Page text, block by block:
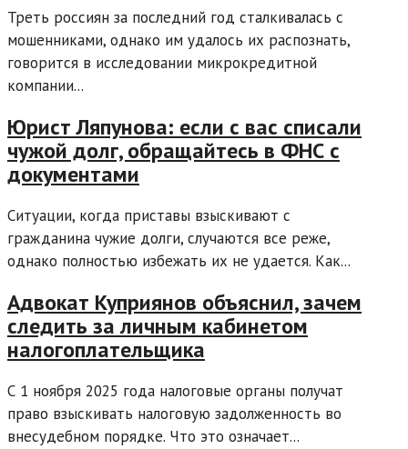
Треть россиян за последний год сталкивалась с
мошенниками, однако им удалось их распознать,
говорится в исследовании микрокредитной
компании...
Юрист Ляпунова: если с вас списали
чужой долг, обращайтесь в ФНС с
документами
Ситуации, когда приставы взыскивают с
гражданина чужие долги, случаются все реже,
однако полностью избежать их не удается. Как...
Адвокат Куприянов объяснил, зачем
следить за личным кабинетом
налогоплательщика
С 1 ноября 2025 года налоговые органы получат
право взыскивать налоговую задолженность во
внесудебном порядке. Что это означает...